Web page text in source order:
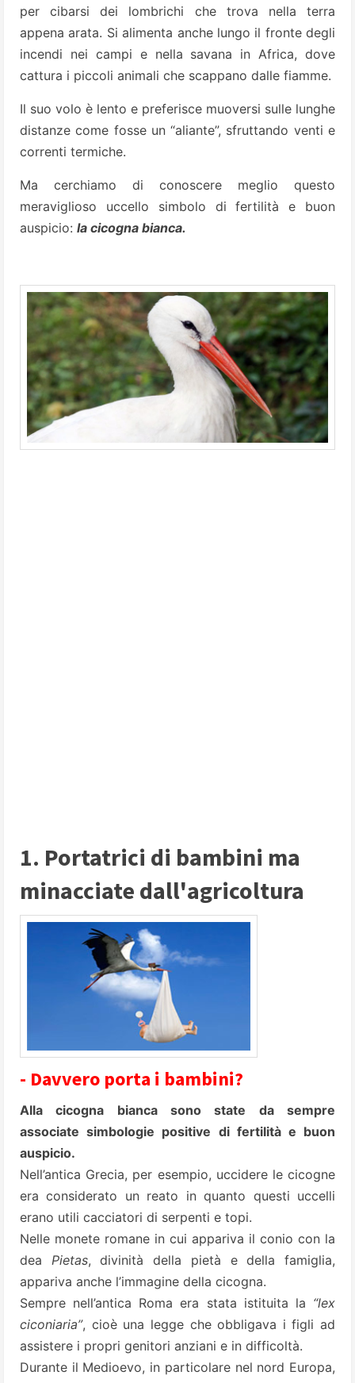
per cibarsi dei lombrichi che trova nella terra
appena arata. Si alimenta anche lungo il fronte degli
incendi nei campi e nella savana in Africa, dove
cattura i piccoli animali che scappano dalle fiamme.
Il suo volo è lento e preferisce muoversi sulle lunghe
distanze come fosse un “aliante”, sfruttando venti e
correnti termiche.
Ma cerchiamo di conoscere meglio questo
meraviglioso uccello simbolo di fertilità e buon
auspicio: la cicogna bianca.
1. Portatrici di bambini ma
minacciate dall'agricoltura
- Davvero porta i bambini?
Alla cicogna bianca sono state da sempre
associate simbologie positive di fertilità e buon
auspicio.
Nell’antica Grecia, per esempio, uccidere le cicogne
era considerato un reato in quanto questi uccelli
erano utili cacciatori di serpenti e topi.
Nelle monete romane in cui appariva il conio con la
dea Pietas, divinità della pietà e della famiglia,
appariva anche l’immagine della cicogna.
Sempre nell’antica Roma era stata istituita la “lex
ciconiaria”, cioè una legge che obbligava i figli ad
assistere i propri genitori anziani e in difficoltà.
Durante il Medioevo, in particolare nel nord Europa,